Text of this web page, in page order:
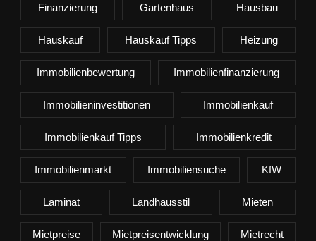
Finanzierung Gartenhaus Hausbau
Hauskauf Hauskauf Tipps Heizung
Immobilienbewertung Immobilienfinanzierung
Immobilieninvestitionen Immobilienkauf
Immobilienkauf Tipps Immobilienkredit
Immobilienmarkt Immobiliensuche KfW
Laminat Landhausstil Mieten
Mietpreise Mietpreisentwicklung Mietrecht